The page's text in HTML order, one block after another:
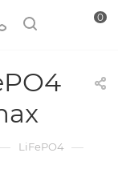
0
LiFePO4 —